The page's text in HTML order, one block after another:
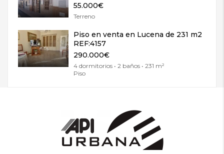
55.000€
Terreno
Piso en venta en Lucena de 231 m2
REF:4157
290.000€
4 dormitorios • 2 baños • 231 m²
Piso